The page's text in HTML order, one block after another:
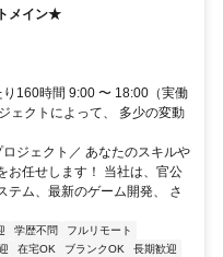
メイン★
160時間 9:00 〜 18:00（実働
ェクトによって、 多少の変動
ジェクト／ あなたのスキルや
お任せします！ 当社は、官公
テム、最新のゲーム開発、 さ
学歴不問
フルリモート
在宅OK ブランクOK
長期歓迎